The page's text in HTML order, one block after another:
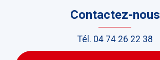
Contactez-nous
Tél. 04 74 26 22 38